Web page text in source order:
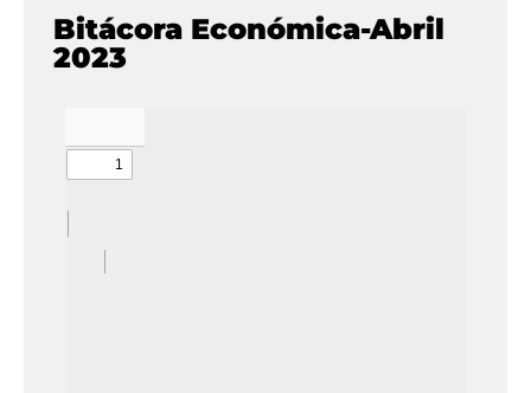
Bitácora Económica-Abril
2023